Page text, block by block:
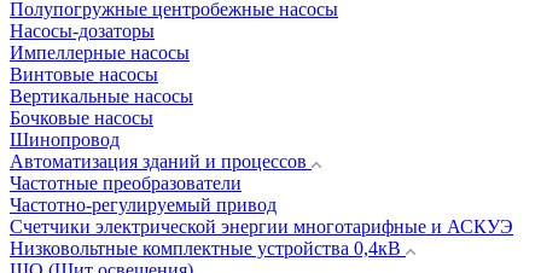
Полупогружные центробежные насосы
Насосы-дозаторы
Импеллерные насосы
Винтовые насосы
Вертикальные насосы
Бочковые насосы
Шинопровод
Автоматизация зданий и процессов
Частотные преобразователи
Частотно-регулируемый привод
Счетчики электрической энергии многотарифные и АСКУЭ
Низковольтные комплектные устройства 0,4кВ